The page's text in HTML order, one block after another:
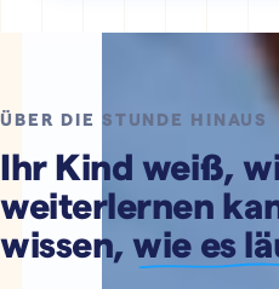
Fächerwechsel
ÜBER DIE STUNDE HINAUS
Ihr Kind weiß,
weiterlernen
wissen,wie es